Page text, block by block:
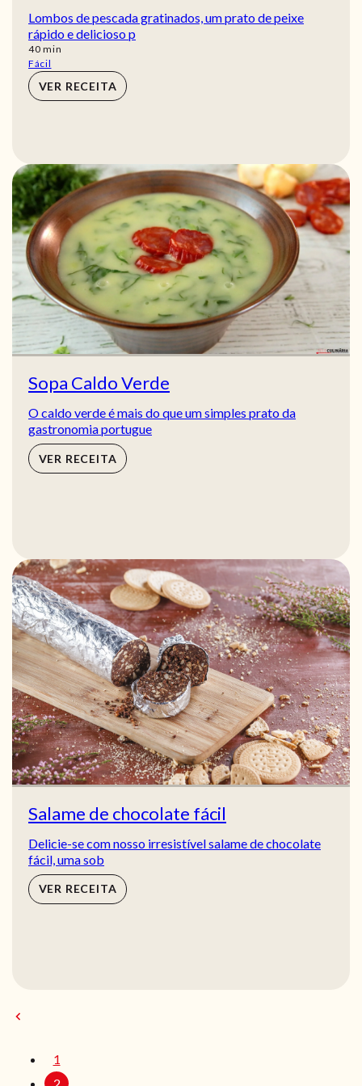
Lombos de pescada gratinados, um prato de peixe
rápido e delicioso p
40min
min
Fácil
VER RECEITA
Sopa Caldo Verde
O caldo verde é mais do que um simples prato da
gastronomia portugue
VER RECEITA
Salame de chocolate fácil
Delicie-se com nosso irresistível salame de chocolate
fácil, uma sob
VER RECEITA
1